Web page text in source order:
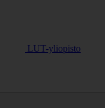
LUT-yliopisto